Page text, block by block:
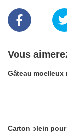
Vous
Gâteau moelleux
Carton plein